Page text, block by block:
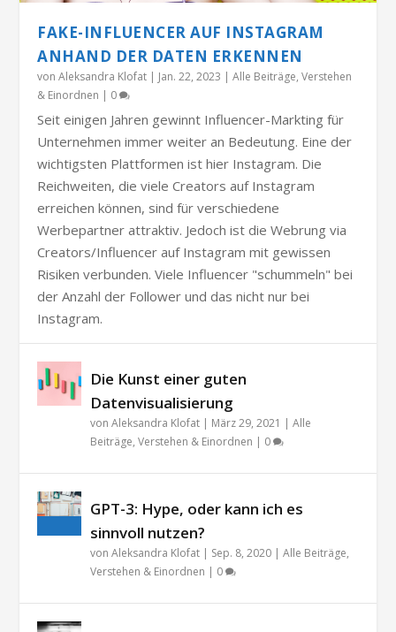
FAKE-INFLUENCER AUF INSTAGRAM
ANHAND DER DATEN ERKENNEN
vonAleksandra Klofat | Jan. 22, 2023 |Alle Beiträge,Verstehen
& Einordnen | 0
Seit einigen Jahren gewinnt Influencer-Markting für
Unternehmen immer weiter an Bedeutung. Eine der
wichtigsten Plattformen ist hier Instagram. Die
Reichweiten, die viele Creators auf Instagram
erreichen können, sind für verschiedene
Werbepartner attraktiv. Jedoch ist die Webrung via
Creators/Influencer auf Instagram mit gewissen
Risiken verbunden. Viele Influencer "schummeln" bei
der Anzahl der Follower und das nicht nur bei
Instagram.
Die Kunst einer guten
Datenvisualisierung
vonAleksandra Klofat | März 29, 2021 |Alle
Beiträge,Verstehen & Einordnen | 0
GPT-3: Hype, oder kann ich es
sinnvoll nutzen?
vonAleksandra Klofat | Sep. 8, 2020 |Alle Beiträge,
Verstehen & Einordnen | 0